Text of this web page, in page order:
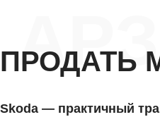
ПРОДАТЬ
Skoda — практичный